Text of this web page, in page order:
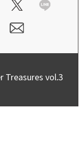
Treasures vol.3